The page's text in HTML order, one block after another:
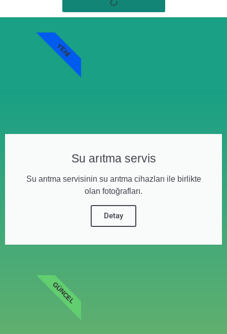
Su arıtma servis
Su arıtma servisinin su arıtma cihazları ile birlikte
olan fotoğrafları.
Detay
YENI
GÜNCEL